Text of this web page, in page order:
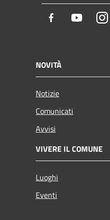
Facebook Youtube
NOVITÀ
Notizie
Comunicati
Avvisi
VIVERE IL COMUNE
Luoghi
Eventi